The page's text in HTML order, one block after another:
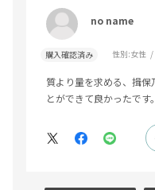
no name
購入確認済み 性別:女性
質より量を求める、揖
とができて良かったです。